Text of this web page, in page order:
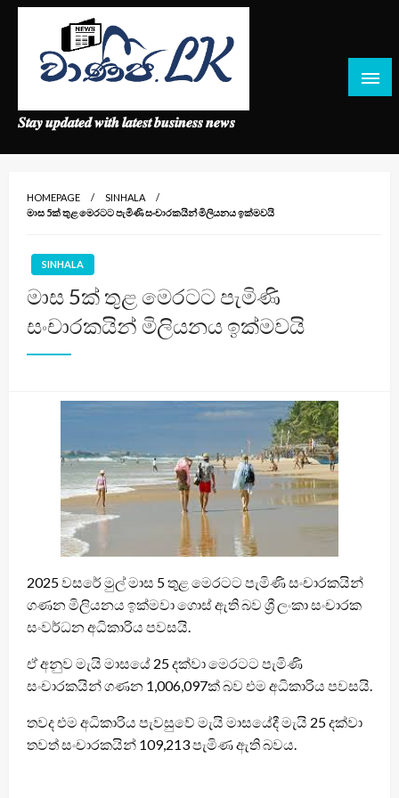
Skip
content
𝑺𝒕𝒂𝒚 𝒖𝒑𝒅𝒂𝒕𝒆𝒅 𝒘𝒊𝒕𝒉 𝒍𝒂𝒕𝒆𝒔𝒕 𝒃𝒖𝒔𝒊𝒏𝒆𝒔𝒔 𝒏𝒆𝒘𝒔
HOMEPAGE
SINHALA
මාස 5ක් තුළ මෙරටට පැමිණි සංචාරකයින් මිලියනය ඉක්මවයි
SINHALA
මාස 5ක් තුළ මෙරටට පැමිණි
සංචාරකයින් මිලියනය ඉක්මවයි
2025 වසරේ මුල් මාස 5 තුළ මෙරටට පැමිණි සංචාරකයින්
ගණන මිලියනය ඉක්මවා ගොස් ඇති බව ශ්‍රී ලංකා සංචාරක
සංවර්ධන අධිකාරිය පවසයි.
ඒ අනුව මැයි මාසයේ 25 දක්වා මෙරටට පැමිණි
සංචාරකයින් ගණන 1,006,097ක් බව එම අධිකාරිය පවසයි.
තවද එම අධිකාරිය පැවසුවේ මැයි මාසයේදී මැයි 25 දක්වා
තවත් සංචාරකයින් 109,213 පැමිණ ඇති බවය.